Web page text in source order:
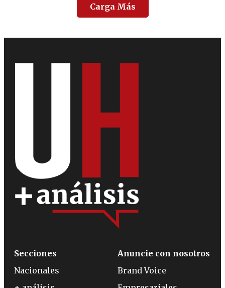
Carga Más
Secciones
Nacionales
Anuncie con nosotros
Brand Voice